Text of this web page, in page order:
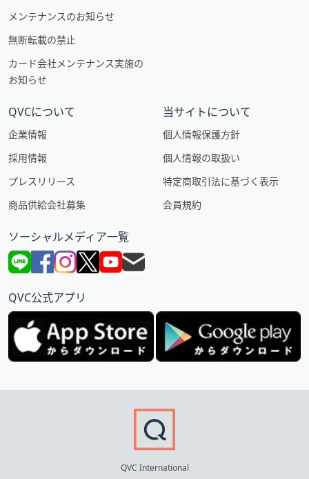
メンテナンスのお知らせ
無断転載の禁止
カード会社メンテナンス実施の
お知らせ
QVCについて
企業情報
採用情報
プレスリリース
商品供給会社募集
当サイトについて
個人情報保護方針
個人情報の取扱い
特定商取引法に基づく表示
会員規約
ソーシャルメディア一覧
QVC公式アプリ
QVC International